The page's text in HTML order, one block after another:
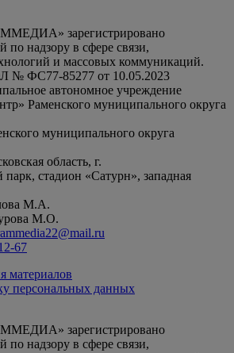
зарегистрировано
по надзору в сфере связи,
и массовых коммуникаций.
№ ФС77-85277 от 10.05.2023
автономное учреждение
Раменского муниципального округа
муниципального округа
область, г.
парк, стадион «Сатурн», западная
М.А.
М.О.
67
материалов
персональных данных
зарегистрировано
по надзору в сфере связи,